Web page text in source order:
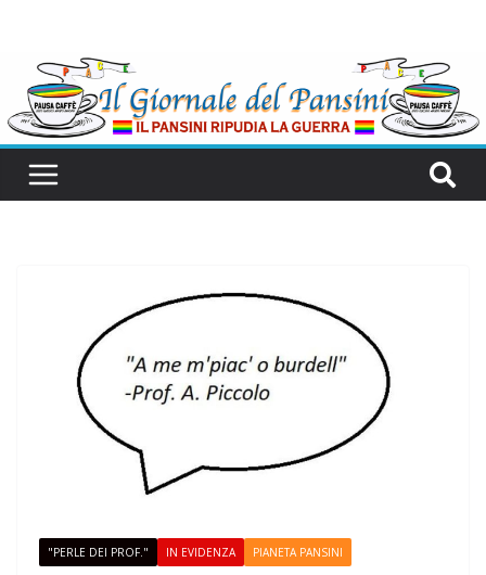
"PERLE DEI PROF." IN EVIDENZA PIANETA PANSINI